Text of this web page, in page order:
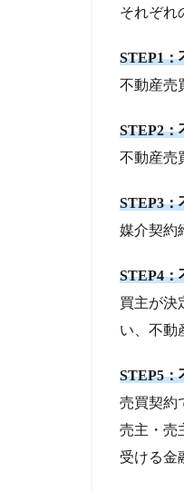
それぞれ
STEP1：
不動産売
STEP2：
不動産売
STEP3：
媒介契約
STEP4：
買主が決
い、不動
STEP5：
売買契約
売主・売
受ける金